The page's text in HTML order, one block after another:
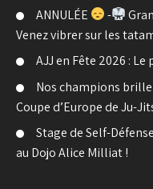
ANNULÉE
-
Venez vibrer sur les
AJJ en Fête 2026 :
Nos champions
Coupe d’Europe de Ju-
Stage de Self-
au Dojo Alice Milliat !